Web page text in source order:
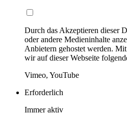
Durch das Akzeptieren dieser
oder andere Medieninhalte
Anbietern gehostet werden.
wir auf dieser Webseite
Vimeo, YouTube
Erforderlich
Immer aktiv